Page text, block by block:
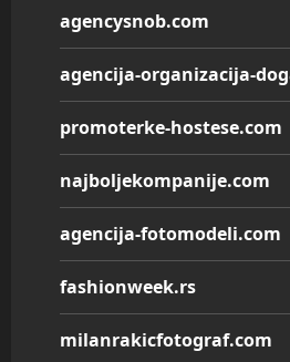
agencysnob.com
agencija-organizacija-
promoterke-hostese.com
najboljekompanije.com
agencija-fotomodeli.com
fashionweek.rs
milanrakicfotograf.com